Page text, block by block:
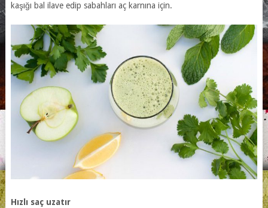
kaşığı bal ilave edip sabahları aç karnına için.
Hızlı saç uzatır